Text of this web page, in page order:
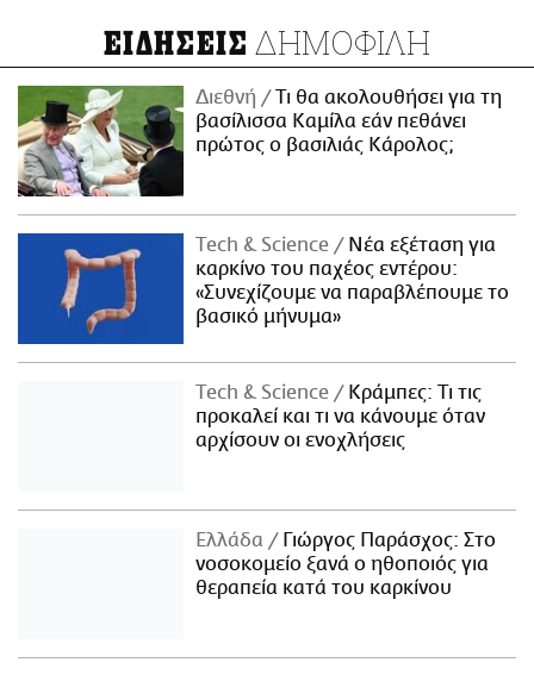
ΕΙΔΗΣΕΙΣ ΔΗΜΟΦΙΛΗ
Διεθνή
Τι θα ακολουθήσει για τη
βασίλισσα Καμίλα εάν πεθάνει
πρώτος ο βασιλιάς Κάρολος;
Τech & Science
Νέα εξέταση για
καρκίνο του παχέος εντέρου:
«Συνεχίζουμε να παραβλέπουμε το
βασικό μήνυμα»
Τech & Science
Κράμπες: Τι τις
προκαλεί και τι να κάνουμε όταν
αρχίσουν οι ενοχλήσεις
Ελλάδα
Γιώργος Παράσχος: Στο
νοσοκομείο ξανά ο ηθοποιός για
θεραπεία κατά του καρκίνου